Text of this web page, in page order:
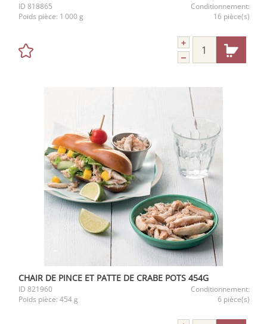
ID 818865
Conditionnement:
Poids pièce: 1 000 g 16 pièce(s)
CHAIR DE PINCE ET PATTE DE CRABE POTS 454G
ID 821960
Conditionnement:
Poids pièce: 454 g 6 pièce(s)